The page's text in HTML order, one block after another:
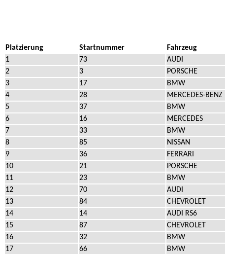
Platzierung Startnummer Fahrzeug
1
73 AUDI
2
3 PORSCHE
3
17 BMW
4
28 MERCEDES-BENZ
5
37 BMW
6
16 MERCEDES
7
33 BMW
8
85 NISSAN
9
36 FERRARI
10
21 PORSCHE
11
23 BMW
12
70 AUDI
13
84 CHEVROLET
14
14 AUDI RS6
15
87 CHEVROLET
16
32 BMW
17
66 BMW